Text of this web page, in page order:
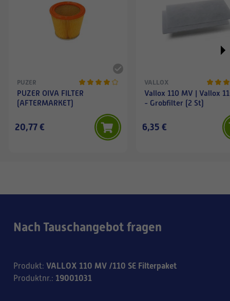
PUZER
PUZER OIVA FILTER
(AFTERMARKET)
20,77 €
VALLOX
Vallox 110 MV | Vallox
- Grobfilter (2 St)
6,35 €
Nach Tauschangebot fragen
Produkt: VALLOX 110 MV /110 SE Filterpaket
Produktnr.: 19001031